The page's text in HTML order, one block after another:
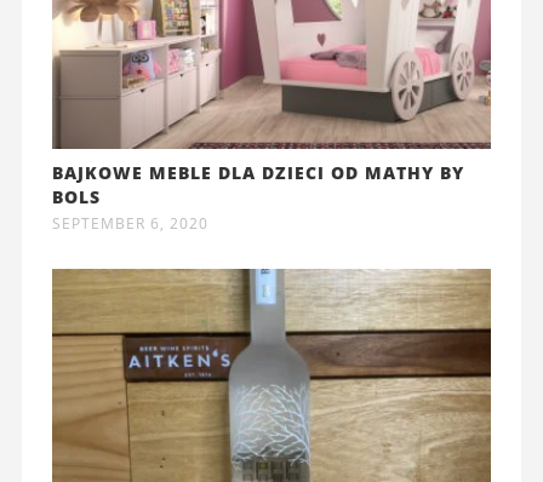
BAJKOWE MEBLE DLA DZIECI OD MATHY BY
BOLS
SEPTEMBER 6, 2020